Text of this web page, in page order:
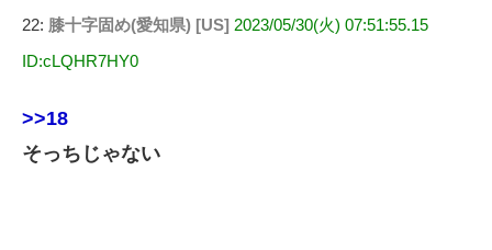
22: 膝十字固め(愛知県) [US] 2023/05/30(火) 07:51:55.15
ID:cLQHR7HY0
>>18
そっちじゃない